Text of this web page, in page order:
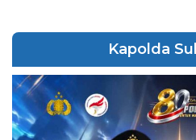
Kapolda